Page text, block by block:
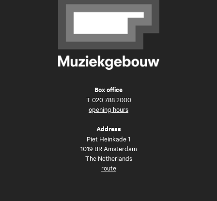
Box office
T 020 788 2000
opening hours
Address
Piet Heinkade 1
1019 BR Amsterdam
The Netherlands
route